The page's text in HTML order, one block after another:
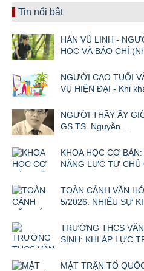
Tin nổi bật
HÀN VŨ LINH -
HỌC VÀ BÁO CHÍ
NGƯỜI CAO TUỔI
VỤ HIỆN ĐẠI - Khi
NGƯỜI THẦY ẤY
GS.TS. Nguyễn...
KHOA HỌC CƠ
NĂNG LỰC TỰ CHỦ
TOÀN CẢNH VĂN
5/2026: NHIỀU SỰ
TRƯỜNG THCS
SINH: KHI ÁP LỰC
MẶT TRẬN TỔ